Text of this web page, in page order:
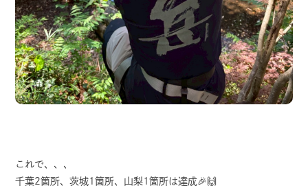
これで、、、
千葉2箇所、茨城1箇所、山梨1箇所は達成🎉🙌